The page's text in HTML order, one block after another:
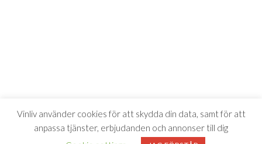
Vinliv använder cookies för att skydda din data, samt för att
anpassa tjänster, erbjudanden och annonser till dig